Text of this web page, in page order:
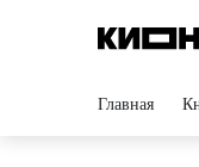
Главная